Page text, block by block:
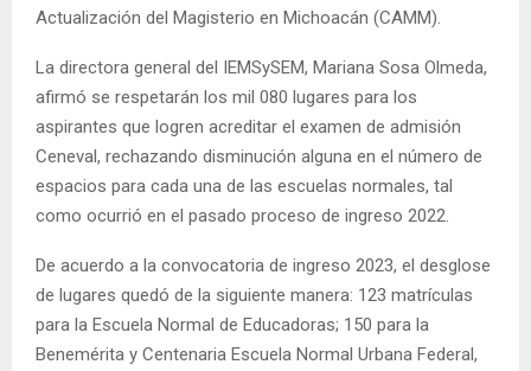
Actualización del Magisterio en Michoacán (CAMM).
La directora general del IEMSySEM, Mariana Sosa Olmeda,
afirmó se respetarán los mil 080 lugares para los
aspirantes que logren acreditar el examen de admisión
Ceneval, rechazando disminución alguna en el número de
espacios para cada una de las escuelas normales, tal
como ocurrió en el pasado proceso de ingreso 2022.
De acuerdo a la convocatoria de ingreso 2023, el desglose
de lugares quedó de la siguiente manera: 123 matrículas
para la Escuela Normal de Educadoras; 150 para la
Benemérita y Centenaria Escuela Normal Urbana Federal,